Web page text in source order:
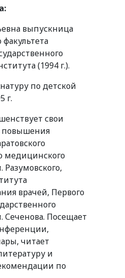
выпускница
(1994 г.).
по детской
г.
свои
повышения
медицинского
врачей, Первого
Сеченова. Посещает
читает
и
по